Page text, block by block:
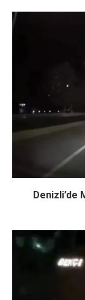
Denizli’de